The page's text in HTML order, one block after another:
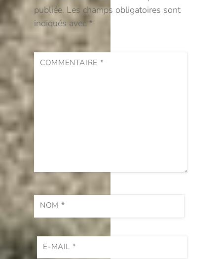
publiée. Les champs obligatoires sont
indiqués avec*
COMMENTAIRE *
NOM *
E-MAIL *